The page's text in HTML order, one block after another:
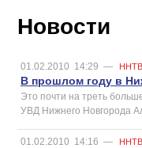
Новости
01.02.2010 14:29 — ННТВ
В прошлом году в
Это почти на треть
УВД Нижнего Новгорода
01.02.2010 14:16 — ННТВ